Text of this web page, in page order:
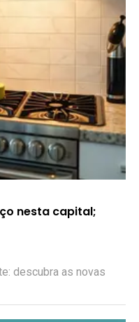
nesta capital;
descubra as novas